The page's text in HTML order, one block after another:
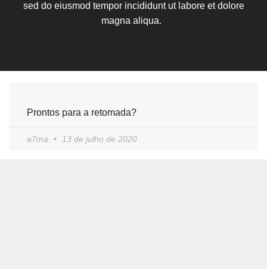
sed do eiusmod tempor incididunt ut labore et dolore
magna aliqua.
Prontos para a retomada?
a7ma 13 de julho de 2020